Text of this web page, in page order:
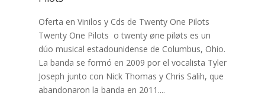
Oferta en Vinilos y Cds de Twenty One Pilots
Twenty One Pilots o twenty øne piløts es un
dúo musical estadounidense de Columbus, Ohio.
La banda se formó en 2009 por el vocalista Tyler
Joseph junto con Nick Thomas y Chris Salih, que
abandonaron la banda en 2011....